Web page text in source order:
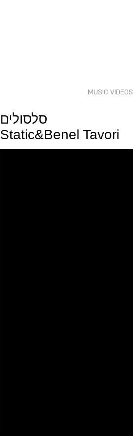
MUSIC VIDEOS
סלסולים
Static&Benel Tavori